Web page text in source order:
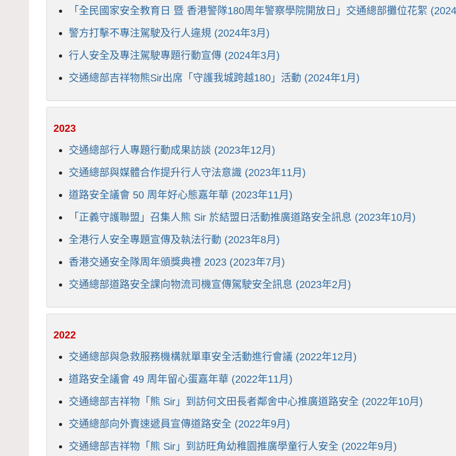
「全民國家安全教育日 暨 香港警隊180周年警察學院開放日」交通總部攤位花絮
警方打擊不專注駕駛及行人違規 (2024年3月)
行人安全及專注駕駛專題行動宣傳 (2024年3月)
交通總部吉祥物熊Sir出席「守護我城跨越180」活動 (2024年1月)
2023
交通總部行人專題行動成果訪談 (2023年12月)
交通總部與媒體合作提升行人守法意識 (2023年11月)
道路安全議會 50 周年好心態嘉年華 (2023年11月)
「正義守護聯盟」召集人熊 Sir 於結盟日活動推廣道路安全訊息 (2023年10月)
全港行人安全專題宣傳及執法行動 (2023年8月)
香港交通安全隊周年頒獎典禮 2023 (2023年7月)
交通總部道路安全課向物流司機宣傳駕駛安全訊息 (2023年2月)
2022
交通總部與急救服務機構就單車安全活動進行會議 (2022年12月)
道路安全議會 49 周年留心蛋嘉年華 (2022年11月)
交通總部吉祥物「熊 Sir」到訪何文田長者鄰舍中心推廣道路安全 (2022年10月)
交通總部向外賣速遞員宣傳道路安全 (2022年9月)
交通總部吉祥物「熊 Sir」到訪旺角幼稚園推廣學童行人安全 (2022年9月)